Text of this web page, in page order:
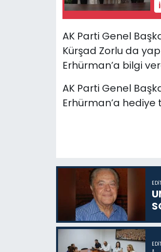
AK Parti Genel
Kürşad Zorlu da
Erhürman’a bilgi
AK Parti Genel
Erhürman’a